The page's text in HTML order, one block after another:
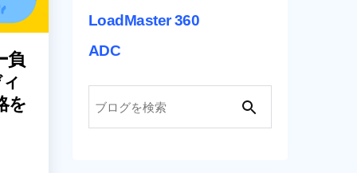
に最適化された
セスゲートウェイ (ZTAG)
アプリケーション配信
コントローラー
負
を
LoadMaster 360
ADC